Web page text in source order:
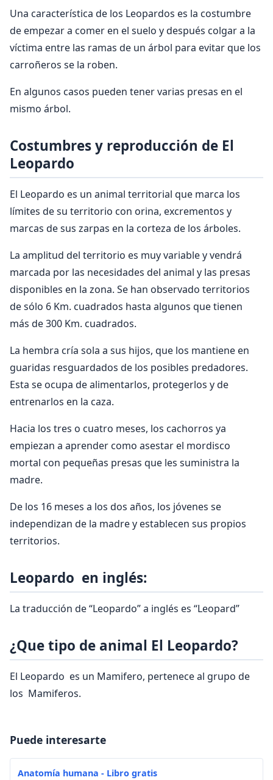
Una característica de los Leopardos es la costumbre
de empezar a comer en el suelo y después colgar a la
víctima entre las ramas de un árbol para evitar que los
carroñeros se la roben.
En algunos casos pueden tener varias presas en el
mismo árbol.
Costumbres y reproducción de El
Leopardo
El Leopardo es un animal territorial que marca los
límites de su territorio con orina, excrementos y
marcas de sus zarpas en la corteza de los árboles.
La amplitud del territorio es muy variable y vendrá
marcada por las necesidades del animal y las presas
disponibles en la zona. Se han observado territorios
de sólo 6 Km. cuadrados hasta algunos que tienen
más de 300 Km. cuadrados.
La hembra cría sola a sus hijos, que los mantiene en
guaridas resguardados de los posibles predadores.
Esta se ocupa de alimentarlos, protegerlos y de
entrenarlos en la caza.
Hacia los tres o cuatro meses, los cachorros ya
empiezan a aprender como asestar el mordisco
mortal con pequeñas presas que les suministra la
madre.
De los 16 meses a los dos años, los jóvenes se
independizan de la madre y establecen sus propios
territorios.
Leopardo en inglés:
La traducción de “Leopardo” a inglés es “Leopard”
¿Que tipo de animal El Leopardo?
El Leopardo es un Mamifero, pertenece al grupo de
los Mamiferos.
Puede interesarte
Anatomía humana - Libro gratis